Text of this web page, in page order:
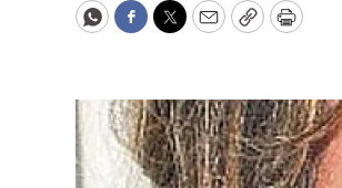
WhatsApp
Facebook
Twitter
EmailCopyPrint